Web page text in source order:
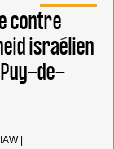
contre
israélien
de-
IAW|